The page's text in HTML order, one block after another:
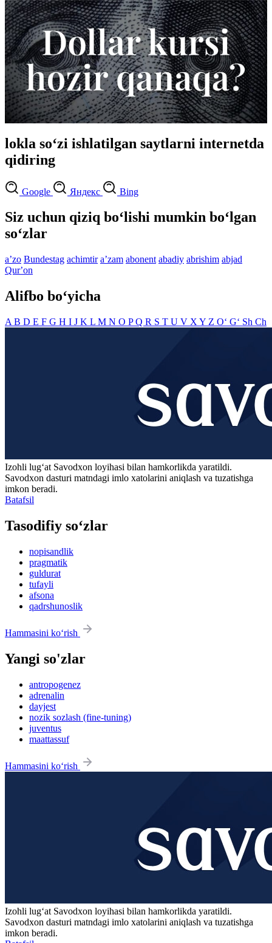
lokla so‘zi ishlatilgan saytlarni internetda
qidiring
Google Яндекс Bing
Siz uchun qiziq bo‘lishi mumkin bo‘lgan
so‘zlar
aʼzo Bundestag achimtir aʼzam abonent abadiy abrishim abjad
Qurʼon
Alifbo bo‘yicha
A B D E F G H I J K L M N O PQ R S T U V X Y Z O‘ G‘ Sh Ch
Izohli lugʻat Savodxon loyihasi bilan hamkorlikda yaratildi.
Savodxon dasturi matndagi imlo xatolarini aniqlash va tuzatishga
imkon beradi.
Batafsil
Tasodifiy so‘zlar
nopisandlik
pragmatik
guldurat
tufayli
afsona
qadrshunoslik
Hammasini ko‘rish
Yangi so'zlar
antropogenez
adrenalin
dayjest
nozik sozlash (fine-tuning)
juventus
maattassuf
Hammasini ko‘rish
Izohli lugʻat Savodxon loyihasi bilan hamkorlikda yaratildi.
Savodxon dasturi matndagi imlo xatolarini aniqlash va tuzatishga
imkon beradi.